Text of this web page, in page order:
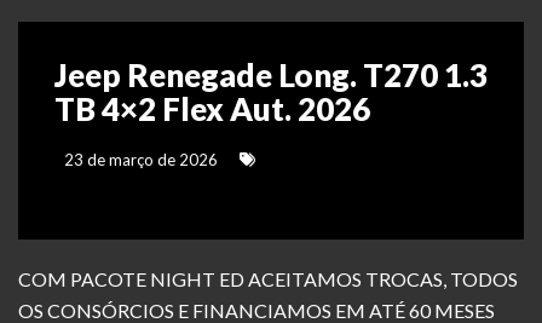
Jeep Renegade Long. T270 1.3
TB 4×2 Flex Aut. 2026
23 de março de 2026
COM PACOTE NIGHT ED ACEITAMOS TROCAS, TODOS
OS CONSÓRCIOS E FINANCIAMOS EM ATÉ 60 MESES